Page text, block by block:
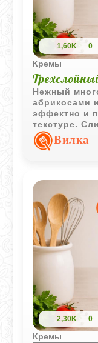
1,60K 0
Кремы
Нежный
абрикосами
эффектно и
текстуре.
нотками
легким и
Вилка
2,30K 0
Кремы